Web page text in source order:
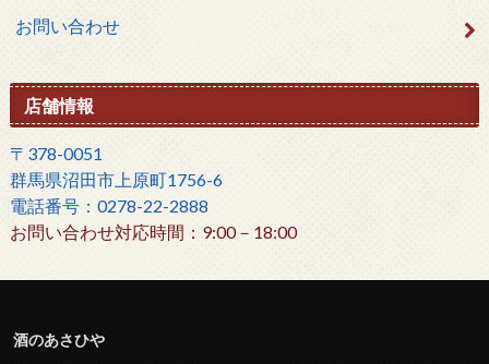
お問い合わせ
店舗情報
〒378-0051
群馬県沼田市上原町1756-6
電話番号：0278-22-2888
お問い合わせ対応時間：9:00－18:00
酒のあさひや